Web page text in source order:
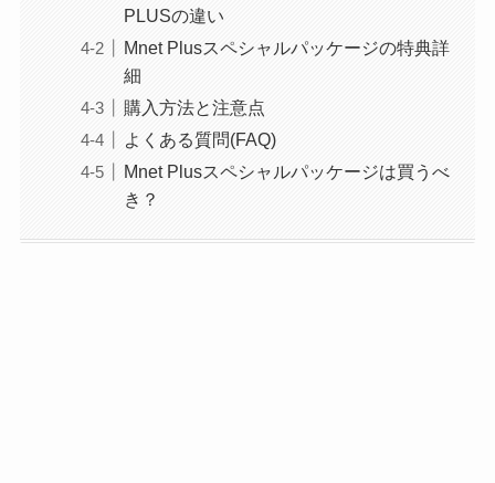
PLUSの違い
Mnet Plusスペシャルパッケージの特典詳
細
購入方法と注意点
よくある質問(FAQ)
Mnet Plusスペシャルパッケージは買うべ
き？